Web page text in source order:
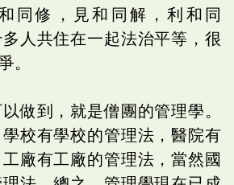
同修，見和同解，利和同
人共住在一起法治平等，很
。
以做到，就是僧團的管理學。
校有學校的管理法，醫院有
廠有工廠的管理法，當然國